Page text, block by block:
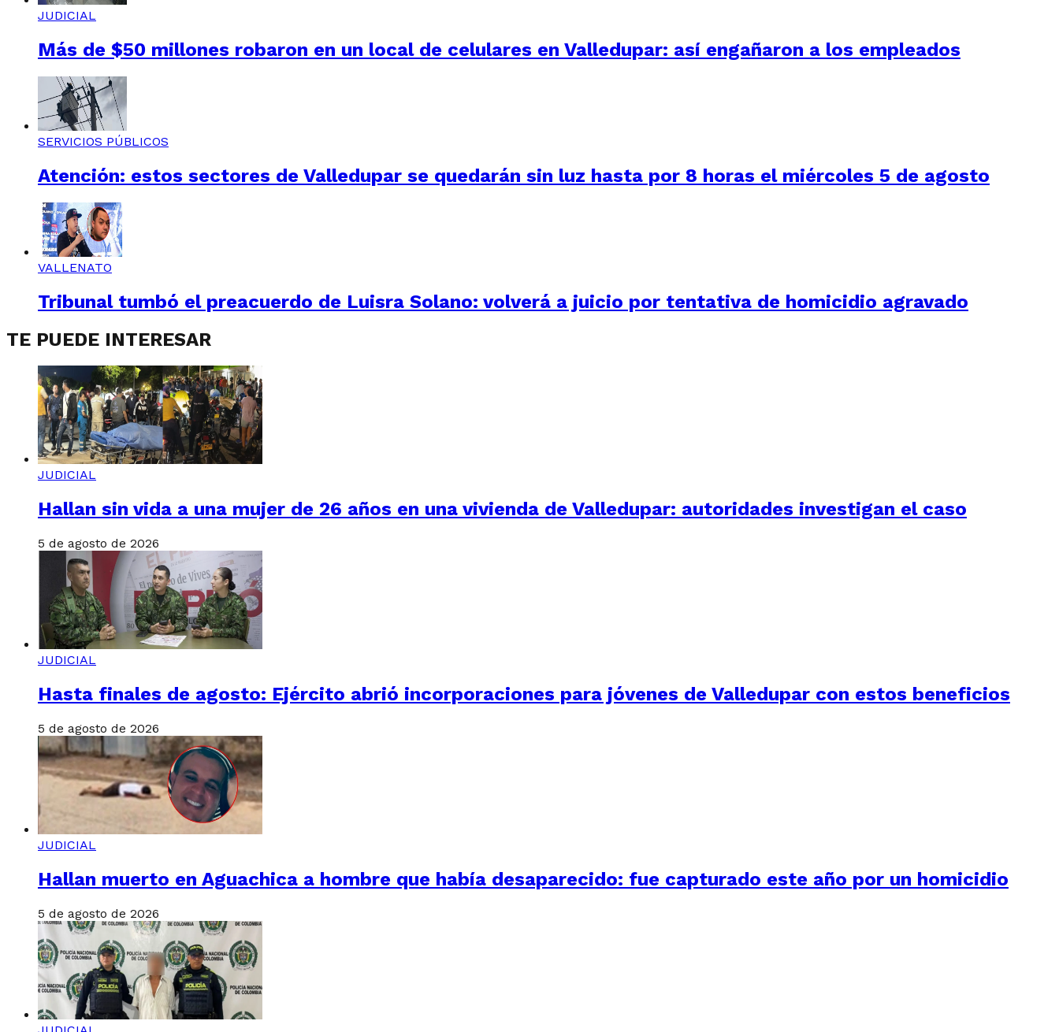
JUDICIAL
Más de $50 millones robaron en un local de celulares en Valledupar: así engañaron a los empleados
SERVICIOS PÚBLICOS
Atención: estos sectores de Valledupar se quedarán sin luz hasta por 8 horas el miércoles 5 de agosto
VALLENATO
Tribunal tumbó el preacuerdo de Luisra Solano: volverá a juicio por tentativa de homicidio agravado
TE PUEDE INTERESAR
JUDICIAL
Hallan sin vida a una mujer de 26 años en una vivienda de Valledupar: autoridades investigan el caso
5 de agosto de 2026
JUDICIAL
Hasta finales de agosto: Ejército abrió incorporaciones para jóvenes de Valledupar con estos beneficios
5 de agosto de 2026
JUDICIAL
Hallan muerto en Aguachica a hombre que había desaparecido: fue capturado este año por un homicidio
5 de agosto de 2026